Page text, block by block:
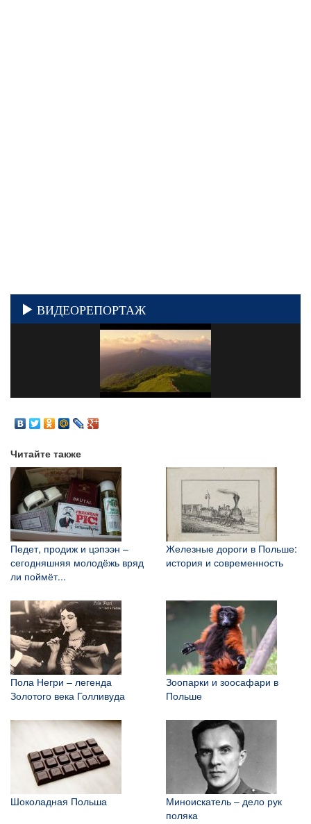
ВИДЕОРЕПОРТАЖ
Читайте также
Педет, продиж и цэпээн –
сегодняшняя молодёжь вряд
ли поймёт...
Железные дороги в Польше:
история и современность
Пола Негри – легенда
Золотого века Голливуда
Зоопарки и зоосафари в
Польше
Шоколадная Польша
Миноискатель – дело рук
поляка